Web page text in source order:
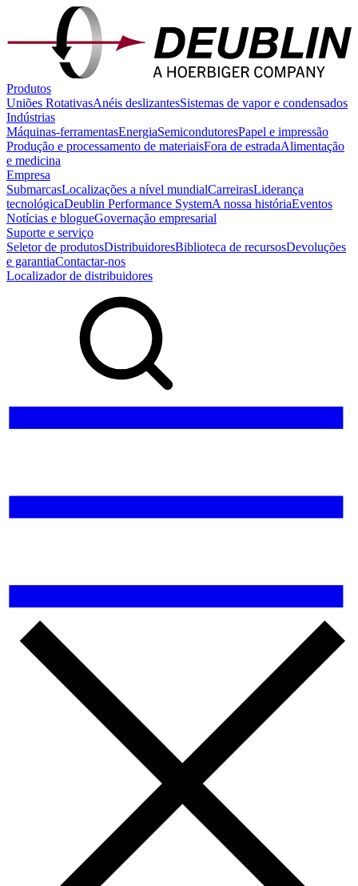
Produtos
Uniões RotativasAnéis deslizantesSistemas de vapor e condensados
Indústrias
Máquinas-ferramentasEnergiaSemicondutoresPapel e impressão
Produção e processamento de materiaisFora de estradaAlimentação
e medicina
Empresa
SubmarcasLocalizações a nível mundialCarreirasLiderança
tecnológicaDeublin Performance SystemA nossa históriaEventos
Notícias e blogueGovernação empresarial
Suporte e serviço
Seletor de produtosDistribuidoresBiblioteca de recursosDevoluções
e garantiaContactar-nos
Localizador de distribuidores